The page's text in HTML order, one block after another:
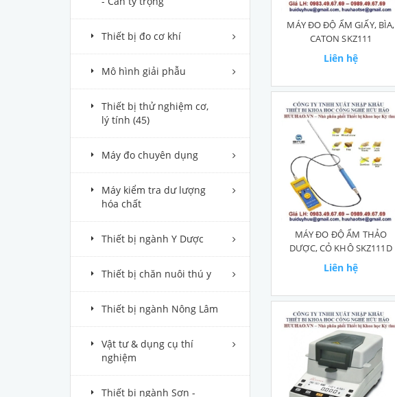
MÁY ĐO ĐỘ ẨM GIẤY, BÌA,
CATON SKZ111
Liên hệ
MÁY ĐO ĐỘ ẨM THẢO
DƯỢC, CỎ KHÔ SKZ111D
Liên hệ
Thiết bị đo cơ khí
Mô hình giải phẫu
Thiết bị thử nghiệm cơ,
lý tính (45)
Máy đo chuyên dụng
Máy kiểm tra dư lượng
hóa chất
Thiết bị ngành Y Dược
Thiết bị chăn nuôi thú y
Thiết bị ngành Nông Lâm
Vật tư & dụng cụ thí
nghiệm
Thiết bị ngành Sơn -